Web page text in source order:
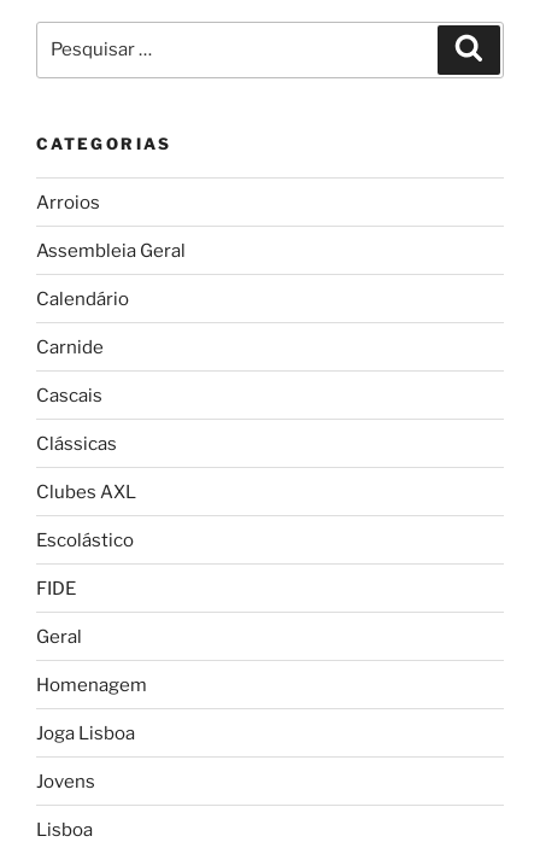
por:
CATEGORIAS
Arroios
Assembleia Geral
Calendário
Carnide
Cascais
Clássicas
Clubes AXL
Escolástico
FIDE
Geral
Homenagem
Joga Lisboa
Jovens
Lisboa